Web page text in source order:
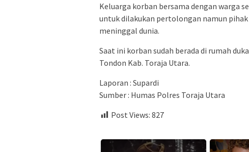
Keluarga korban bersama dengan warga
untuk dilakukan pertolongan namun
meninggal dunia.
Saat ini korban sudah berada di rumah
Tondon Kab. Toraja Utara.
Laporan : Supardi
Sumber : Humas Polres Toraja Utara
Post Views: 827